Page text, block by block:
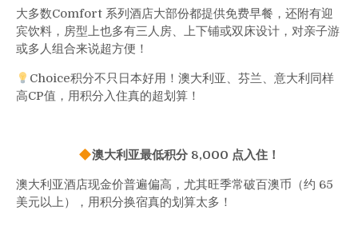
大多数Comfort 系列酒店大部份都提供免费早餐，还附有迎
宾饮料，房型上也多有三人房、上下铺或双床设计，对亲子游
或多人组合来说超方便！
Choice积分不只日本好用！澳大利亚、芬兰、意大利同样
高CP值，用积分入住真的超划算！
澳大利亚最低积分 8,000 点入住！
澳大利亚酒店现金价普遍偏高，尤其旺季常破百澳币（约 65
美元以上），用积分换宿真的划算太多！